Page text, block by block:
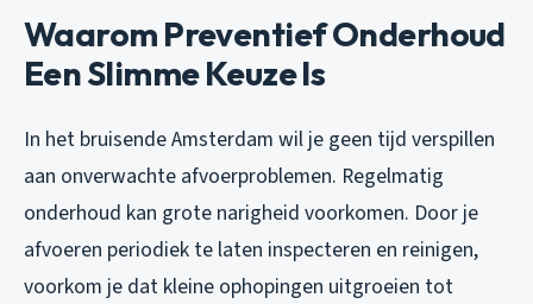
Waarom Preventief Onderhoud
Een Slimme Keuze Is
In het bruisende Amsterdam wil je geen tijd verspillen
aan onverwachte afvoerproblemen. Regelmatig
onderhoud kan grote narigheid voorkomen. Door je
afvoeren periodiek te laten inspecteren en reinigen,
voorkom je dat kleine ophopingen uitgroeien tot